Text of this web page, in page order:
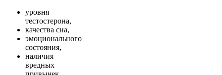
уровня
тестостерона,
качества сна,
эмоционального
состояния,
наличия
вредных